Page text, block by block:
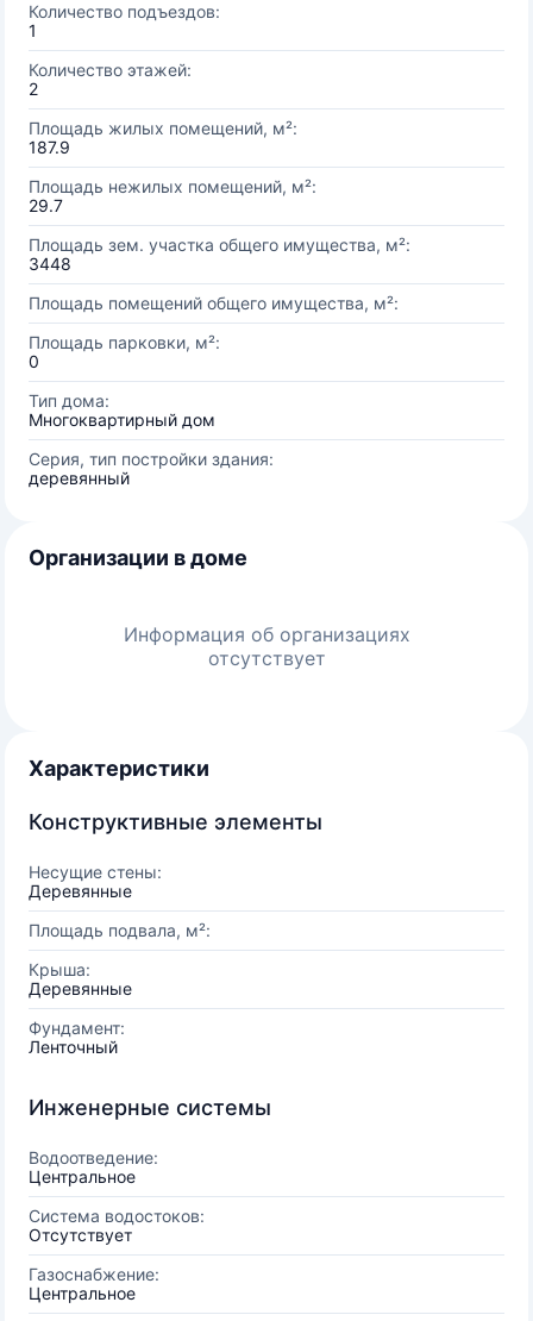
Количество подъездов:
1
Количество этажей:
2
Площадь жилых помещений, м²:
187.9
Площадь нежилых помещений, м²:
29.7
Площадь зем. участка общего имущества, м²:
3448
Площадь помещений общего имущества, м²:
Площадь парковки, м²:
0
Тип дома:
Многоквартирный дом
Серия, тип постройки здания:
деревянный
Организации в доме
Информация об организациях
отсутствует
Характеристики
Конструктивные элементы
Несущие стены:
Деревянные
Площадь подвала, м²:
Крыша:
Деревянные
Фундамент:
Ленточный
Инженерные системы
Водоотведение:
Центральное
Система водостоков:
Отсутствует
Газоснабжение:
Центральное